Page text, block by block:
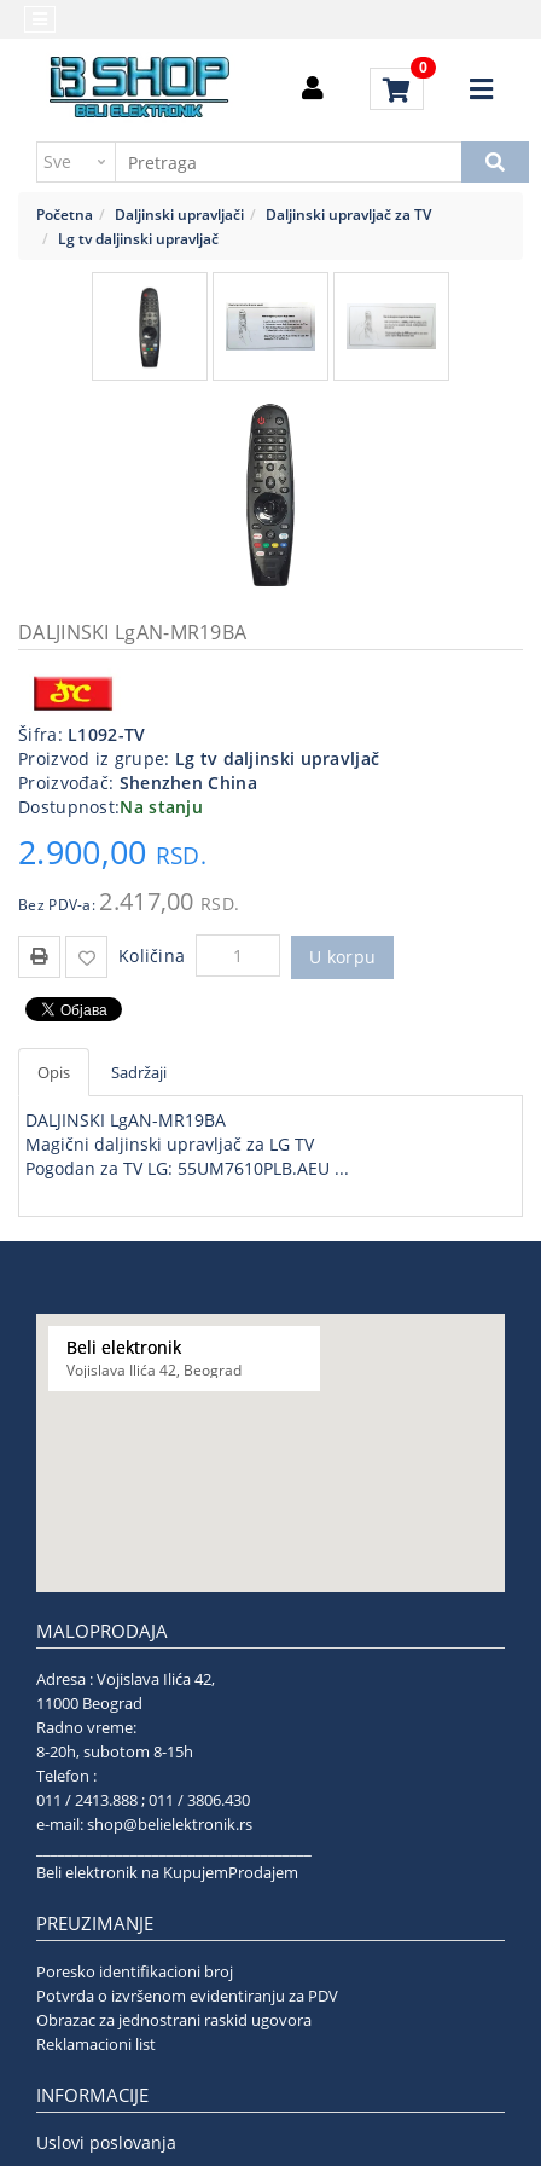
0
Baterija,punjač
Daljinski
Elektromehaničke
Elektronske
priključci
Kućna
tehnika
Poslovna
oprema,računari
program
Brendovi
Uputstvo
kupovinu
Početna Daljinski upravljači
Daljinski upravljač za TV
Lg tv daljinski upravljač
DALJINSKI LgAN-MR19BA
Šifra: L1092-TV
Proizvod iz grupe: Lg tv daljinski upravljač
Proizvođač: Shenzhen China
Dostupnost:Na stanju
2.900,00 RSD.
Bez PDV-a: 2.417,00 RSD.
Količina U korpu
Opis Sadržaji
DALJINSKI LgAN-MR19BA
Magični daljinski upravljač za LG TV
Pogodan za TV LG: 55UM7610PLB.AEU ...
Beli elektronik
Vojislava Ilića 42, Beograd
MALOPRODAJA
Adresa : Vojislava Ilića 42,
11000 Beograd
Radno vreme:
8-20h, subotom 8-15h
Telefon :
011 / 2413.888 ; 011 / 3806.430
e-mail:shop@belielektronik.rs
Beli elektronik na KupujemProdajem
PREUZIMANJE
Poresko identifikacioni broj
Potvrda o izvršenom evidentiranju za PDV
Obrazac za jednostrani raskid ugovora
Reklamacioni list
INFORMACIJE
Uslovi poslovanja